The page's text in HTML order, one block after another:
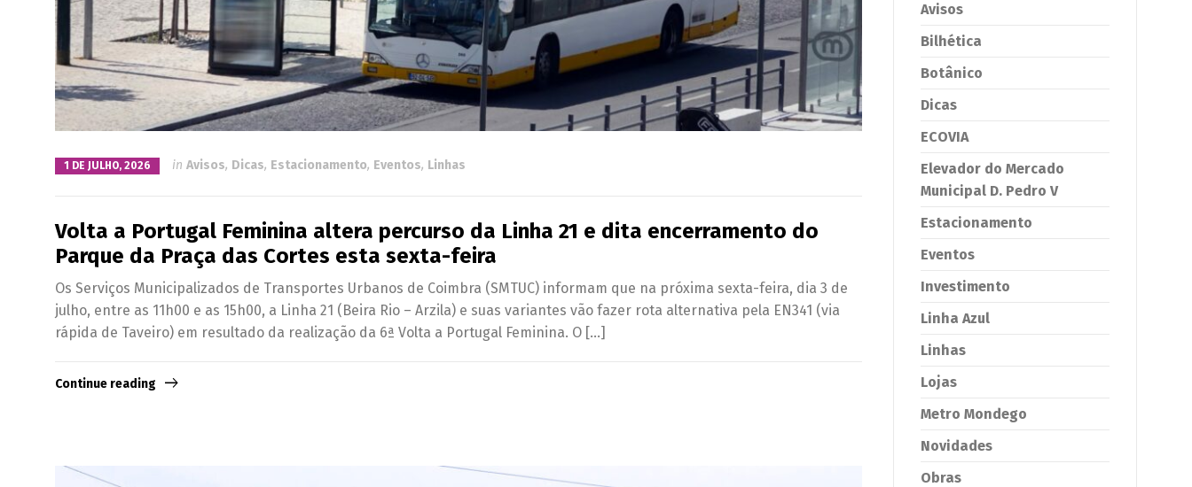
1 DE JULHO, 2026 in Avisos, Dicas, Estacionamento, Eventos, Linhas
Volta a Portugal Feminina altera percurso da Linha 21 e dita encerramento do
Parque da Praça das Cortes esta sexta-feira
Os Serviços Municipalizados de Transportes Urbanos de Coimbra (SMTUC) informam que na próxima sexta-feira, dia 3 de
julho, entre as 11h00 e as 15h00, a Linha 21 (Beira Rio – Arzila) e suas variantes vão fazer rota alternativa pela EN341 (via
rápida de Taveiro) em resultado da realização da 6ª Volta a Portugal Feminina. O […]
Continue reading
Avisos
Bilhética
Botânico
Dicas
ECOVIA
Elevador do Mercado
Municipal D. Pedro V
Estacionamento
Eventos
Investimento
Linha Azul
Linhas
Lojas
Metro Mondego
Novidades
Obras